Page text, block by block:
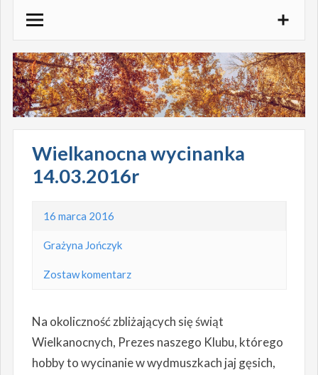
treści
Wielkanocna wycinanka
14.03.2016r
16 marca 2016
Grażyna Jończyk
Zostaw komentarz
Na okoliczność zbliżających się świąt
Wielkanocnych, Prezes naszego Klubu, którego
hobby to wycinanie w wydmuszkach jaj gęsich,